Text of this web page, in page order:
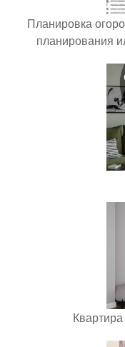
Планировка
планирования